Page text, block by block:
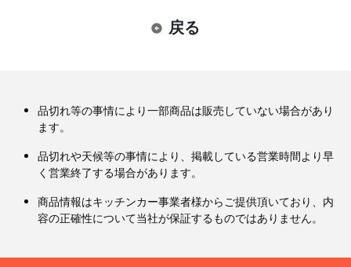
戻る
品切れ等の事情により一部商品は販売していない場合があり
ます。
品切れや天候等の事情により、掲載している営業時間より早
く営業終了する場合があります。
商品情報はキッチンカー事業者様からご提供頂いており、内
容の正確性について当社が保証するものではありません。